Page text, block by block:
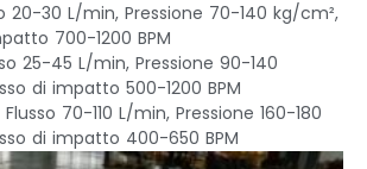
20-30 L/min, Pressione 70-140 kg/cm²,
700-1200 BPM
25-45 L/min, Pressione 90-140
di impatto 500-1200 BPM
Flusso 70-110 L/min, Pressione 160-180
di impatto 400-650 BPM